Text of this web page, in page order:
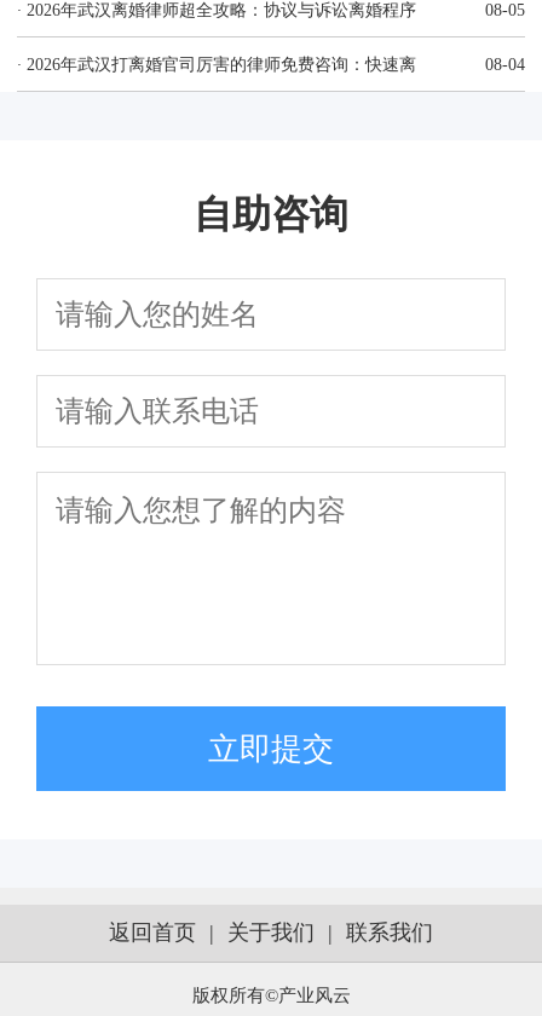
· 2026年武汉离婚律师超全攻略：协议与诉讼离婚程序 08-05
· 2026年武汉打离婚官司厉害的律师免费咨询：快速离 08-04
自助咨询
立即提交
返回首页 | 关于我们 | 联系我们
版权所有©产业风云